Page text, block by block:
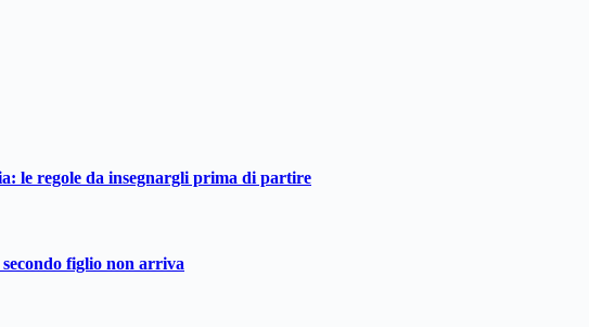
le regole da insegnargli prima di partire
figlio non arriva